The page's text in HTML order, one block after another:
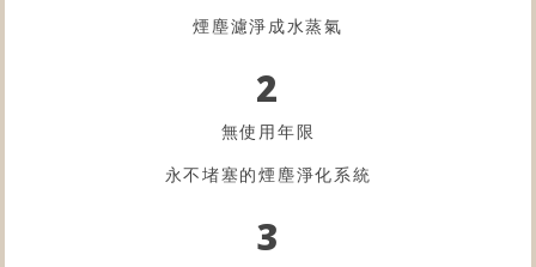
煙塵濾淨成水蒸氣
2
無使用年限
永不堵塞的煙塵淨化系統
3